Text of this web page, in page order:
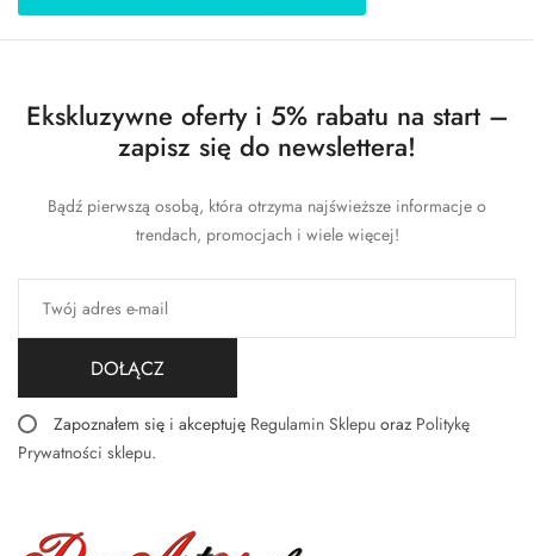
Ekskluzywne oferty i 5% rabatu na start –
zapisz się do newslettera!
Bądź pierwszą osobą, która otrzyma najświeższe informacje o
trendach, promocjach i wiele więcej!
DOŁĄCZ
Zapoznałem się i akceptuję Regulamin Sklepu oraz Politykę
Prywatności sklepu.